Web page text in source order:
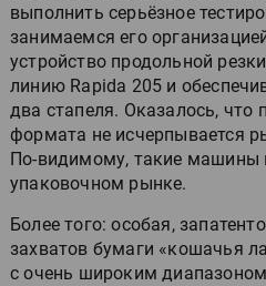
выполнить серьёзное
занимаемся его
устройство продольной
линию Rapida 205 и
два стапеля. Оказалось, что
формата не исчерпывается
По-видимому, такие машины
упаковочном рынке.
Более того: особая,
захватов бумаги «кошачья
с очень широким